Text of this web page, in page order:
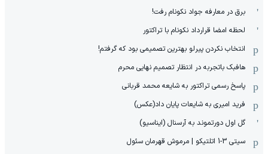
برق در معارفه جواد نکونام رفت!
لحظه امضا قرارداد نکونام با تراکتور
انتخاب نکردن پیرلو بهترین تصمیمی بود که گرفتم!
هافبک باتجربه در انتظار تصمیم نهایی محرم
پاسخ رسمی تراکتور به شایعه محمد قربانی
فرید امیری به شایعات پایان داد(عکس)
گل اول دورتموند به آرسنال (ایناسیو)
سیتی 3-1 اتلتیکو | مرموش قهرمان سئول